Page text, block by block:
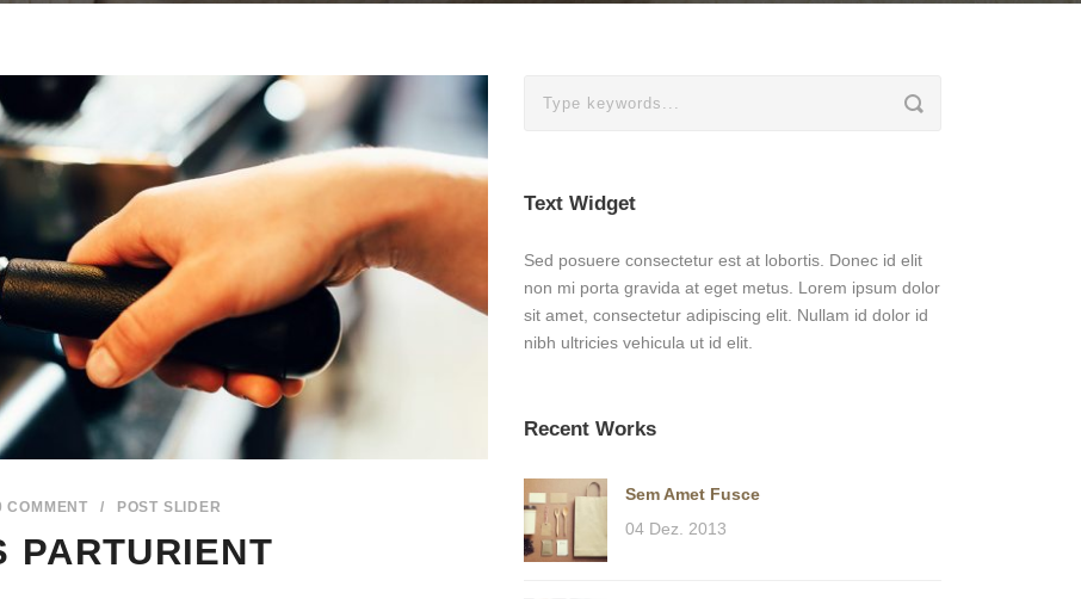
COMMENT / POST SLIDER
PARTURIENT
Text Widget
Sed posuere consectetur est at lobortis. Donec id elit
non mi porta gravida at eget metus. Lorem ipsum dolor
sit amet, consectetur adipiscing elit. Nullam id dolor id
nibh ultricies vehicula ut id elit.
Recent Works
Sem Amet Fusce
04 Dez. 2013